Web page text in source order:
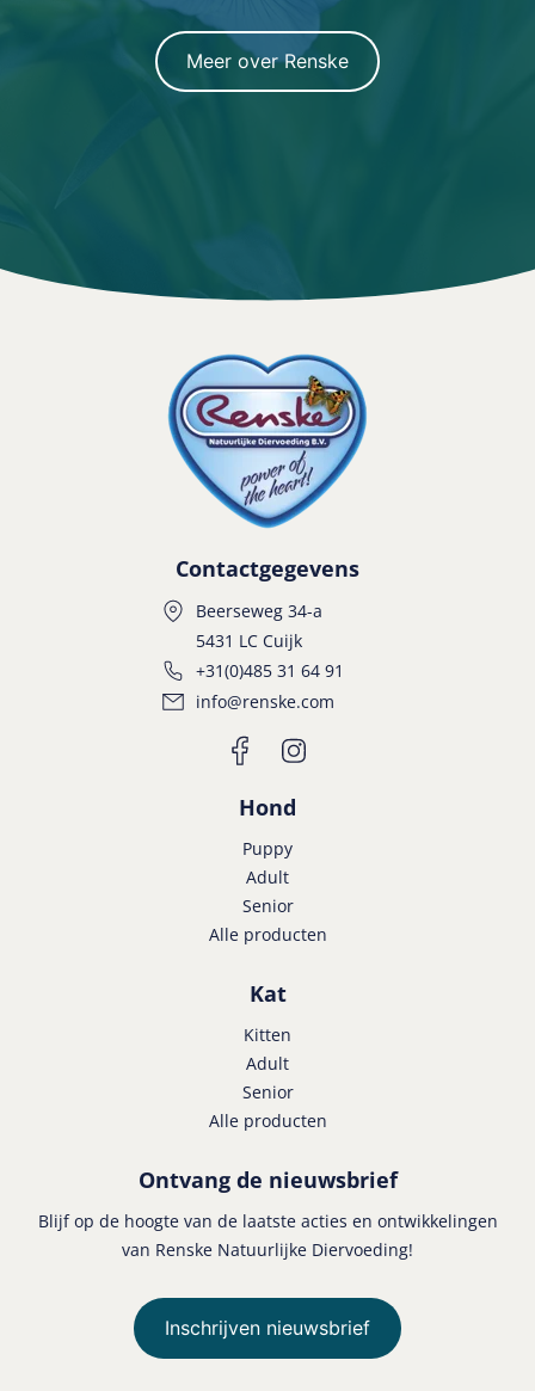
Meer over Renske
Contactgegevens
Beerseweg 34-a
5431 LC Cuijk
+31(0)485 31 64 91
info@renske.com
Hond
Puppy
Adult
Senior
Alle producten
Kat
Kitten
Adult
Senior
Alle producten
Ontvang de nieuwsbrief
Blijf op de hoogte van de laatste acties en ontwikkelingen
van Renske Natuurlijke Diervoeding!
Inschrijven nieuwsbrief